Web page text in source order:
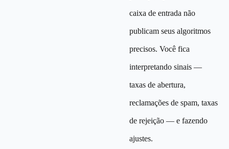
caixa de entrada não
publicam seus algoritmos
precisos. Você fica
interpretando sinais —
taxas de abertura,
reclamações de spam, taxas
de rejeição — e fazendo
ajustes.